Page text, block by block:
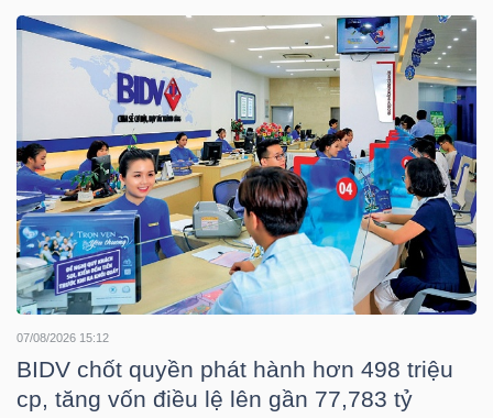
07/08/2026 15:12
BIDV chốt quyền phát hành hơn 498 triệu
cp, tăng vốn điều lệ lên gần 77,783 tỷ
DOANH
BẤT
ĐỘNG
SẢN
TÀI
CHÍNH